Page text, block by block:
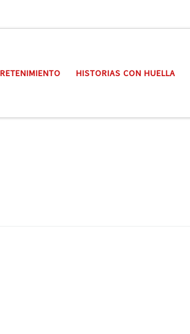
HISTORIAS CON HUELLA